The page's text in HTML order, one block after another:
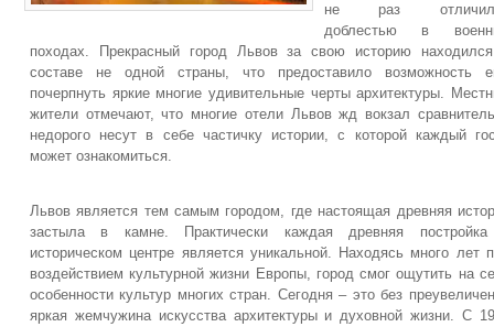
не раз
доблестью в
походах. Прекрасный город Львов за свою историю
составе не одной страны, что предоставило возможность
почерпнуть яркие многие удивительные черты архитектуры.
жители отмечают, что многие отели Львов жд вокзал
недорого несут в себе частичку истории, с которой каждый
может ознакомиться.
Львов является тем самым городом, где настоящая древняя
застыла в камне. Практически каждая древняя
историческом центре является уникальной. Находясь много лет
воздействием культурной жизни Европы, город смог ощутить на
особенности культур многих стран. Сегодня – это без
яркая жемчужина искусства архитектуры и духовной жизни. С